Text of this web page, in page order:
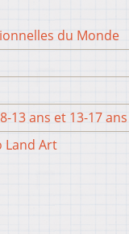
du Monde
13 ans et 13-17 ans
Land Art